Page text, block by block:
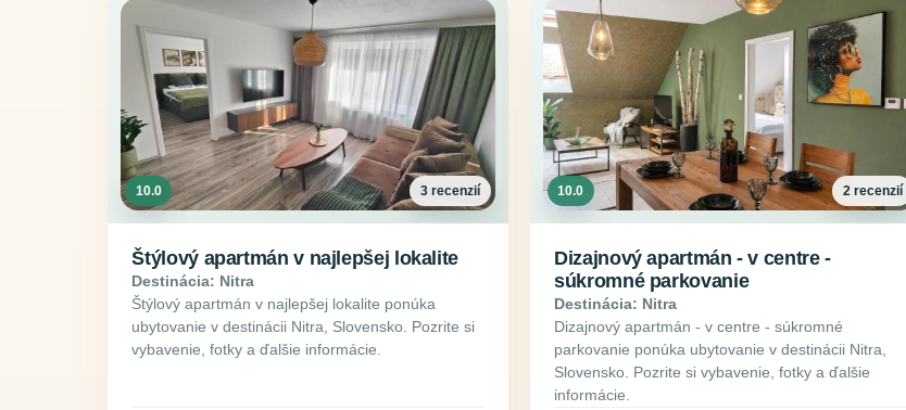
10.0 3 recenzií
Štýlový apartmán v najlepšej lokalite
Destinácia: Nitra
Štýlový apartmán v najlepšej lokalite ponúka
ubytovanie v destinácii Nitra, Slovensko. Pozrite si
vybavenie, fotky a ďalšie informácie.
10.0 2 recenzií
Dizajnový apartmán - v centre -
súkromné parkovanie
Destinácia: Nitra
Dizajnový apartmán - v centre - súkromné
parkovanie ponúka ubytovanie v destinácii Nitra,
Slovensko. Pozrite si vybavenie, fotky a ďalšie
informácie.